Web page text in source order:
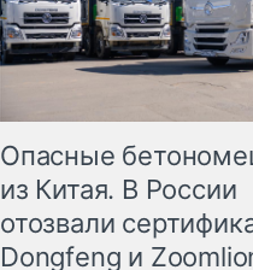
Опасные
из Китая. В России
отозвали
Dongfeng и